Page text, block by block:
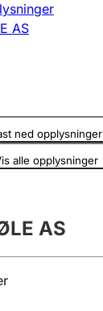
AS
ned opplysninger
alle opplysninger
AS